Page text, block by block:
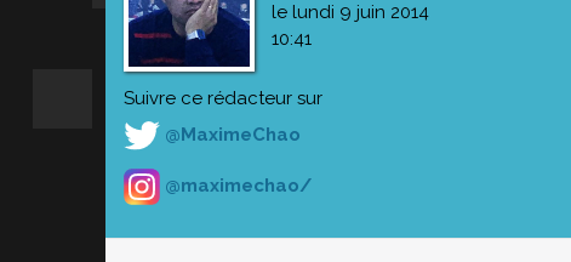
le lundi 9 juin 2014
10:41
Suivre ce rédacteur sur
@MaximeChao
@maximechao/